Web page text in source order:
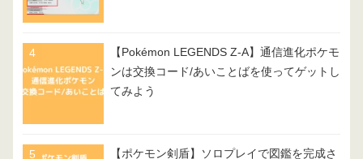
【Pokémon LEGENDS Z-A】通信進化ポケモ
ンは交換コード/あいことばを使ってゲットし
てみよう
【ポケモン剣盾】ソロプレイで図鑑を完成さ